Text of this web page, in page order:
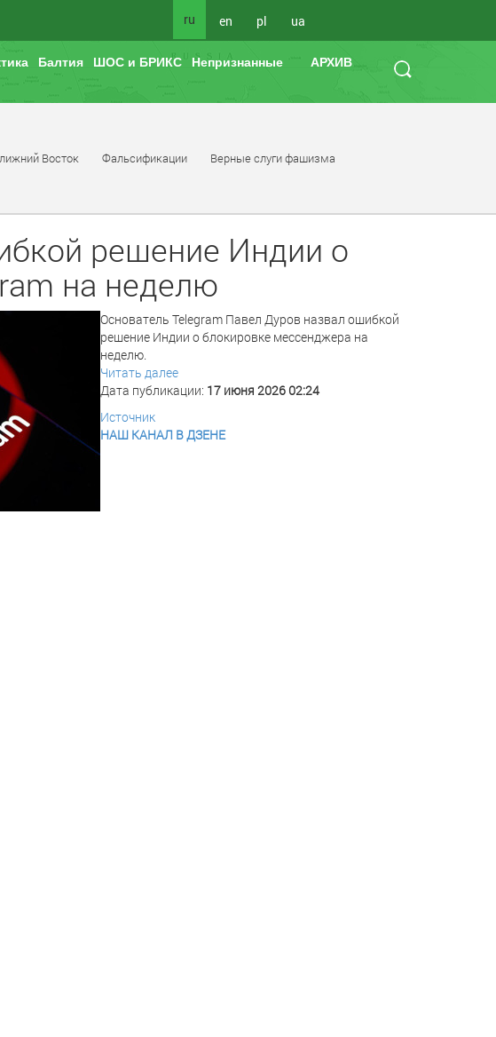
ru en pl ua
Балтия ШОС и БРИКС Непризнанные АРХИВ
Восток Фальсификации Верные слуги фашизма
решение Индии о
на неделю
Основатель Telegram Павел Дуров назвал ошибкой
решение Индии о блокировке мессенджера на
неделю.
Читать далее
Дата публикации: 17 июня 2026 02:24
Источник
НАШ КАНАЛ В ДЗЕНЕ